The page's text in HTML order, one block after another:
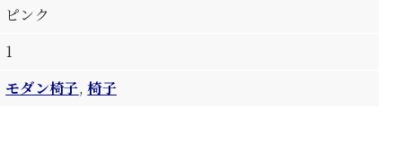
ピンク
1
モダン椅子,椅子